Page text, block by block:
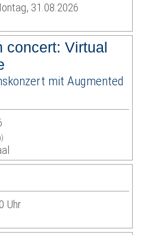
31.08.2026
concert: Virtual
mit Augmented
Uhr